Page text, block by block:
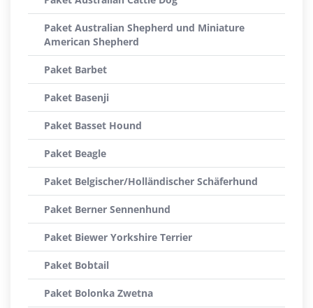
Paket Australian Shepherd und Miniature
American Shepherd
Paket Barbet
Paket Basenji
Paket Basset Hound
Paket Beagle
Paket Belgischer/Holländischer Schäferhund
Paket Berner Sennenhund
Paket Biewer Yorkshire Terrier
Paket Bobtail
Paket Bolonka Zwetna